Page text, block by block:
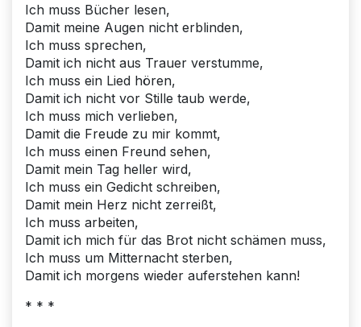
Ich muss Bücher lesen,
Damit meine Augen nicht erblinden,
Ich muss sprechen,
Damit ich nicht aus Trauer verstumme,
Ich muss ein Lied hören,
Damit ich nicht vor Stille taub werde,
Ich muss mich verlieben,
Damit die Freude zu mir kommt,
Ich muss einen Freund sehen,
Damit mein Tag heller wird,
Ich muss ein Gedicht schreiben,
Damit mein Herz nicht zerreißt,
Ich muss arbeiten,
Damit ich mich für das Brot nicht schämen muss,
Ich muss um Mitternacht sterben,
Damit ich morgens wieder auferstehen kann!
* * *